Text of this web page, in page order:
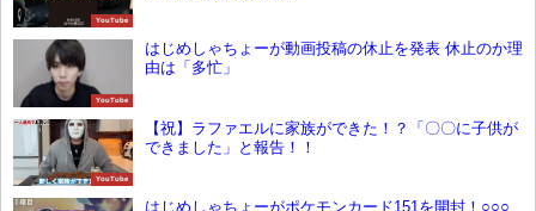
YouTube
YouTube
はじめしゃちょーが動画投稿の休止を発表 休止のか理
由は「多忙」
YouTube
【祝】ラファエルに家族ができた！？「〇〇に子供が
できました」と報告！！
はじめしゃちょーがポケモンカード151を開封！○○○